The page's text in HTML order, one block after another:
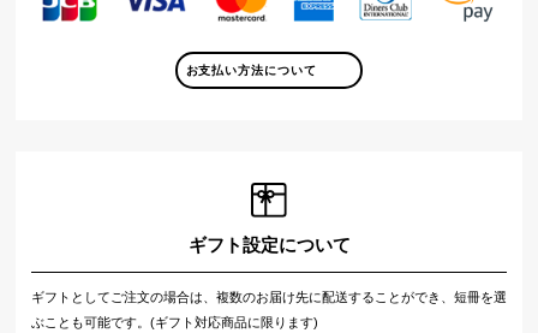
お支払い方法について
ギフト設定について
ギフトとしてご注文の場合は、複数のお届け先に配送することができ、短冊を選
ぶことも可能です。(ギフト対応商品に限ります)